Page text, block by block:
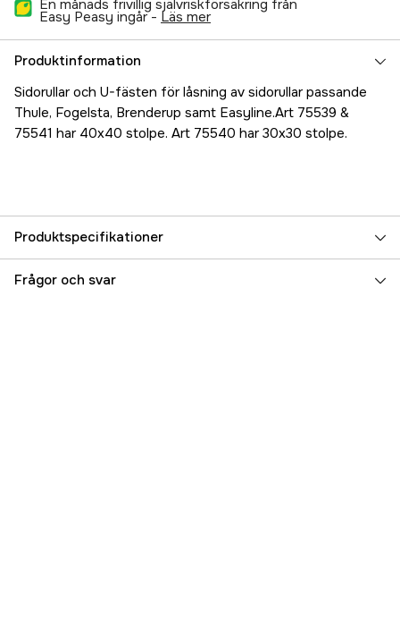
En månads frivillig självriskförsäkring från
Easy Peasy ingår - läs mer
Produktinformation
Sidorullar och U-fästen för låsning av sidorullar passande
Thule, Fogelsta, Brenderup samt Easyline.Art 75539 &
75541 har 40x40 stolpe. Art 75540 har 30x30 stolpe.
Produktspecifikationer
Referensnummer 5000023538
Frågor och svar